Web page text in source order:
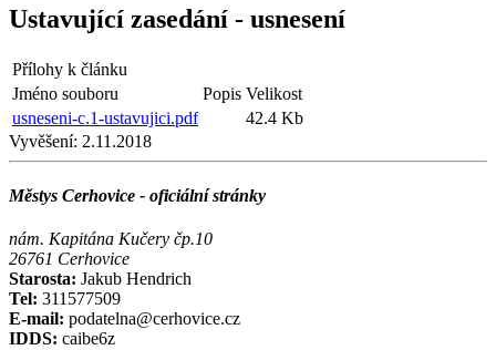
Ustavující zasedání - usnesení
Přílohy k článku
Jméno souboru
Popis Velikost
usneseni-c.1-ustavujici.pdf
42.4 Kb
Vyvěšení: 2.11.2018
Městys Cerhovice - oficiální stránky
nám. Kapitána Kučery čp.10
26761 Cerhovice
Starosta: Jakub Hendrich
Tel: 311577509
E-mail: podatelna@cerhovice.cz
IDDS: caibe6z